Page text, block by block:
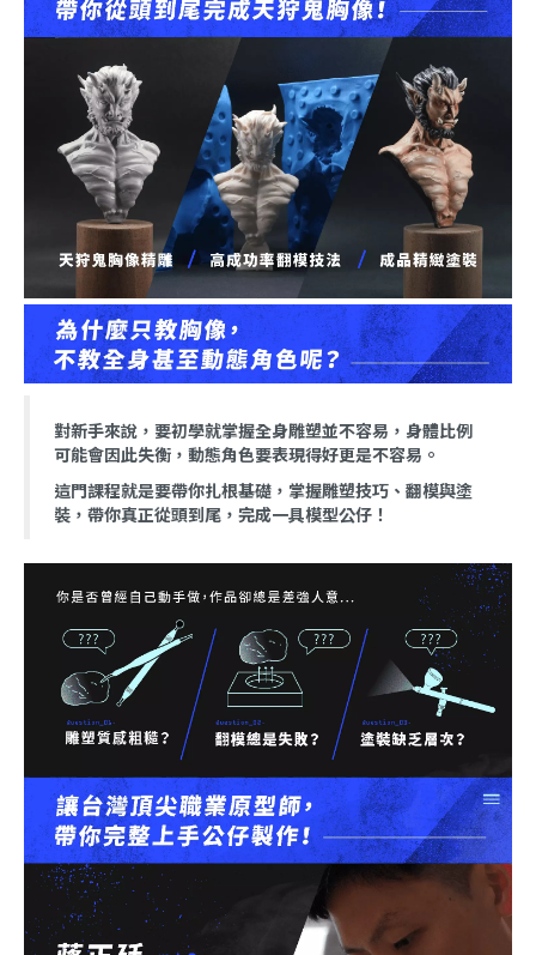
對新手來說，要初學就掌握全身雕塑並不容易，身體比例
可能會因此失衡，動態角色要表現得好更是不容易。
這門課程就是要帶你扎根基礎，掌握雕塑技巧、翻模與塗
裝，帶你真正從頭到尾，完成一具模型公仔！